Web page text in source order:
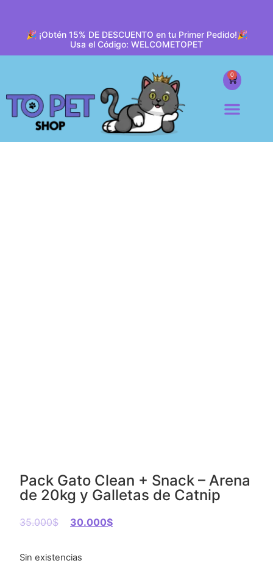
🎉 ¡Obtén 15% DE DESCUENTO en tu Primer Pedido!🎉
Usa el Código: WELCOMETOPET
0
Pack Gato Clean + Snack – Arena
de 20kg y Galletas de Catnip
35.000$ 30.000$
Sin existencias